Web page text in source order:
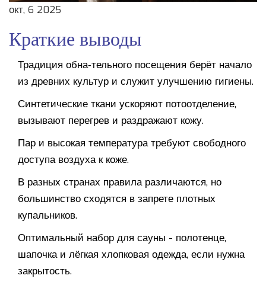
окт, 6 2025
Краткие выводы
Традиция обна‑тельного посещения берёт начало
из древних культур и служит улучшению гигиены.
Синтетические ткани ускоряют потоотделение,
вызывают перегрев и раздражают кожу.
Пар и высокая температура требуют свободного
доступа воздуха к коже.
В разных странах правила различаются, но
большинство сходятся в запрете плотных
купальников.
Оптимальный набор для сауны - полотенце,
шапочка и лёгкая хлопковая одежда, если нужна
закрытость.